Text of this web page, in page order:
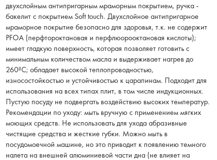
двухслойным антипригарным мраморным покрытием, ручка -
бакелит с покрытием Soft touch. Двухслойное антипригарное
мраморное покрытие безопасно для здоровья, т.к. не содержит
PFOA (перфтороктановая и перфлюорооктановая кислоты);
имеет гладкую поверхность, которая позволяет готовить с
минимальным количеством масла и выдерживает нагрев до
260ºС; обладает высокой теплопроводностью,
износостойкостью и устойчивостью к царапинам. Подходит для
использования на всех типах плит, в том числе индукционных.
Пустую посуду не подвергать воздействию высоких температур.
Рекомендации по уходу: мыть вручную с применением мягких
моющих средств. Не использовать для ухода абразивные
чистящие средства и жесткие губки. Можно мыть в
посудомоечной машине, но это приводит к появлению темного
налета на внешней алюминиевой части дна (не влияет на